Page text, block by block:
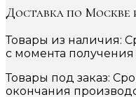
Доставка по
Товары из наличия:
с момента получения
Товары под заказ:
окончания